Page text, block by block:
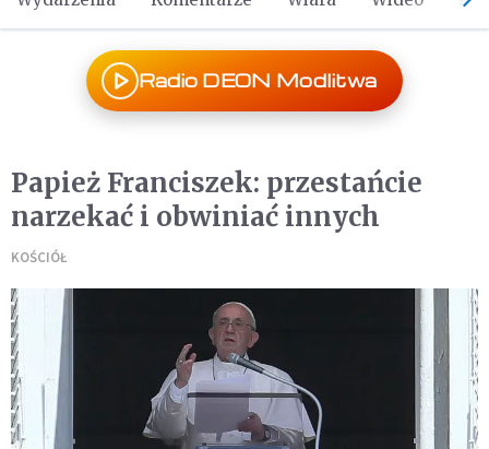
Radio DEON Modlitwa
Papież Franciszek: przestańcie
narzekać i obwiniać innych
KOŚCIÓŁ